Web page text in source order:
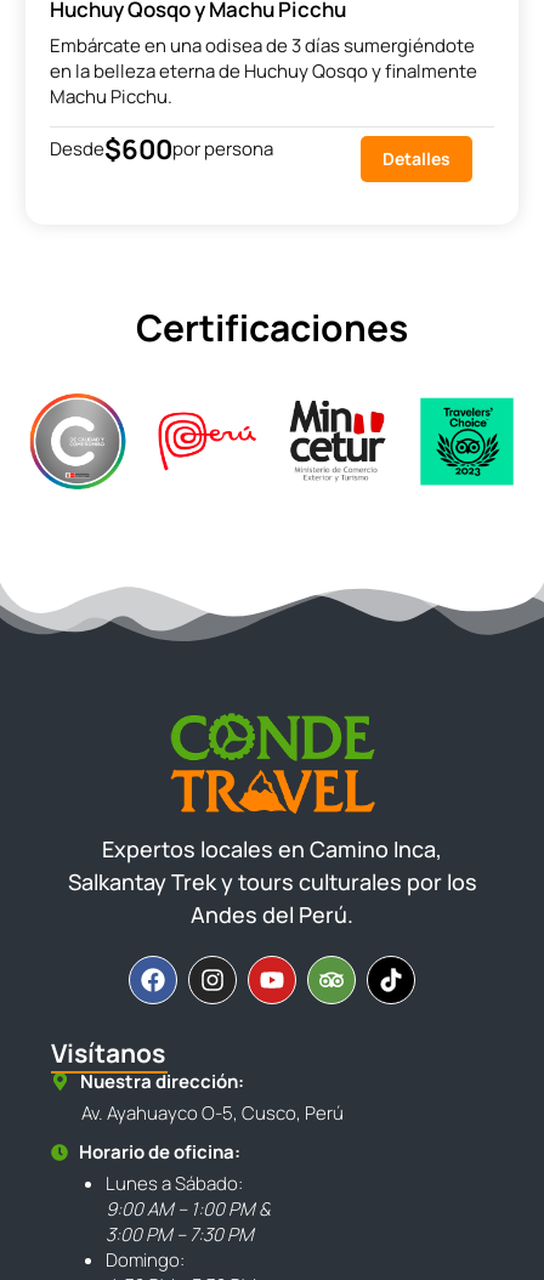
Huchuy Qosqo y Machu Picchu
Embárcate en una odisea de 3 días sumergiéndote
en la belleza eterna de Huchuy Qosqo y finalmente
Machu Picchu.
Desde$600por persona Detalles
Certificaciones
Expertos locales en Camino Inca,
Salkantay Trek y tours culturales por los
Andes del Perú.
Visítanos
Nuestra dirección:
Av. Ayahuayco O-5, Cusco, Perú
Horario de oficina:
Lunes a Sábado:
9:00 AM – 1:00 PM &
3:00 PM – 7:30 PM
Domingo: